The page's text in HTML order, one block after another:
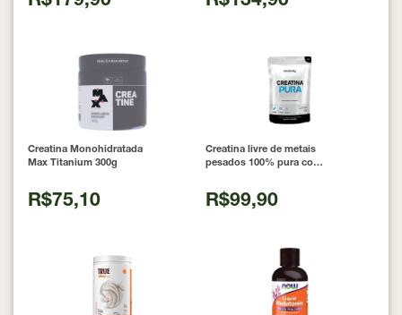
Creatina Monohidratada
Max Titanium 300g
R$75,10
Creatina livre de metais
pesados 100% pura com
Nutrition
R$99,90